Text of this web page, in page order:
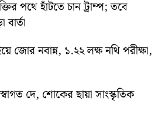
পথে হাঁটতে চান ট্রাম্প; তবে
জোর নবান্ন, ১.২২ লক্ষ নথি পরীক্ষা,
দে, শোকের ছায়া সাংস্কৃতিক